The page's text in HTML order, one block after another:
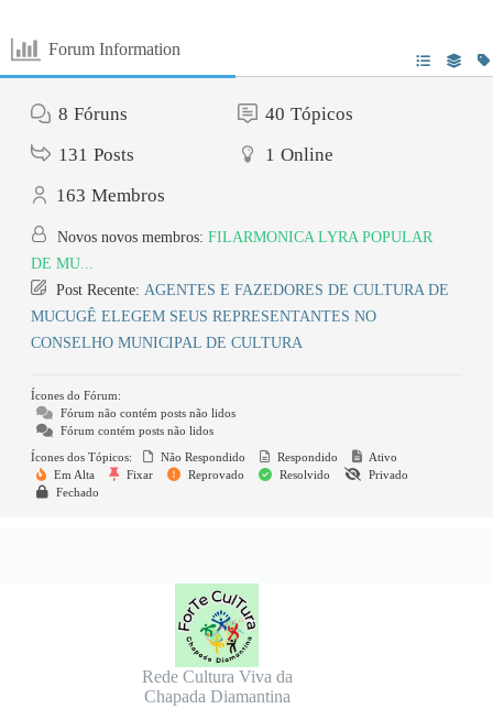
Forum Information
8 Fóruns 40 Tópicos
131 Posts 1 Online
163 Membros
Novos novos membros: FILARMONICA LYRA POPULAR
DE MU...
Post Recente: AGENTES E FAZEDORES DE CULTURA DE
MUCUGÊ ELEGEM SEUS REPRESENTANTES NO
CONSELHO MUNICIPAL DE CULTURA
Ícones do Fórum:
Fórum não contém posts não lidos
Fórum contém posts não lidos
Ícones dos Tópicos:
Não Respondido Respondido
Ativo
Em Alta
Fixar Reprovado Resolvido
Privado
Fechado
Rede Cultura Viva da
Chapada Diamantina